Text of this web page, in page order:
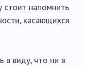
стоит напомнить
касающихся
в виду, что ни в